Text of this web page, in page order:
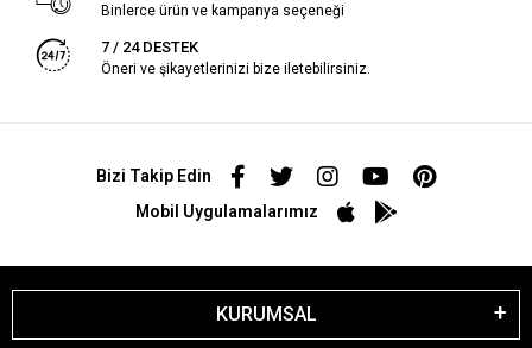
Binlerce ürün ve kampanya seçeneği
7 / 24 DESTEK
Öneri ve şikayetlerinizi bize iletebilirsiniz.
Bizi Takip Edin
Mobil Uygulamalarımız
KURUMSAL